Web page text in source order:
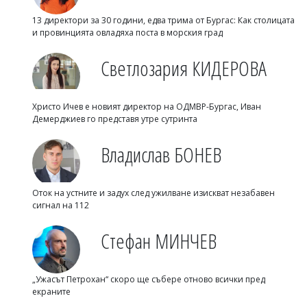
13 директори за 30 години, едва трима от Бургас: Как столицата
и провинцията овладяха поста в морския град
Светлозария КИДЕРОВА
Христо Ичев е новият директор на ОДМВР-Бургас, Иван
Демерджиев го представя утре сутринта
Владислав БОНЕВ
Оток на устните и задух след ужилване изискват незабавен
сигнал на 112
Стефан МИНЧЕВ
„Ужасът Петрохан“ скоро ще събере отново всички пред
екраните